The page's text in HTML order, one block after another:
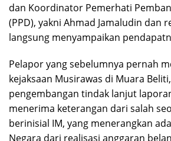
dan Koordinator Pemerhati
(PPD), yakni Ahmad Jamaludin dan
langsung menyampaikan
Pelapor yang sebelumnya pernah
kejaksaan Musirawas di Muara
pengembangan tindak lanjut
menerima keterangan dari salah
berinisial IM, yang menerangkan
Negara dari realisasi anggaran